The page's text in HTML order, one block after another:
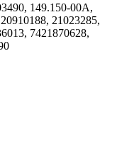
149.150-00A,
21023285,
7421870628,